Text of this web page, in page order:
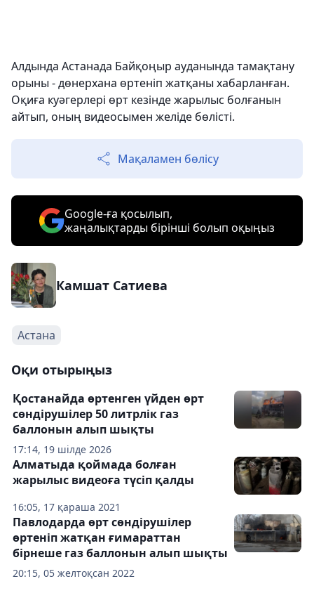
Алдында Астанада Байқоңыр ауданында тамақтану
орыны - дөнерхана өртеніп жатқаны хабарланған.
Оқиға куәгерлері өрт кезінде жарылыс болғанын
айтып, оның видеосымен желіде бөлісті.
Мақаламен бөлісу
Google-ға қосылып,
жаңалықтарды бірінші болып оқыңыз
Камшат Сатиева
Астана
Оқи отырыңыз
17:14, 19 шілде 2026
Қостанайда өртенген үйден өрт
сөндірушілер 50 литрлік газ
баллонын алып шықты
16:05, 17 қараша 2021
Алматыда қоймада болған
жарылыс видеоға түсіп қалды
20:15, 05 желтоқсан 2022
Павлодарда өрт сөндірушілер
өртеніп жатқан ғимараттан
бірнеше газ баллонын алып шықты